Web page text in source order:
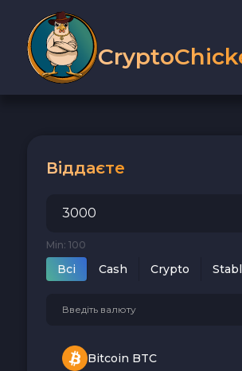
Віддаєте
Min: 100
Всi Cash Crypto
Bitcoin BTC